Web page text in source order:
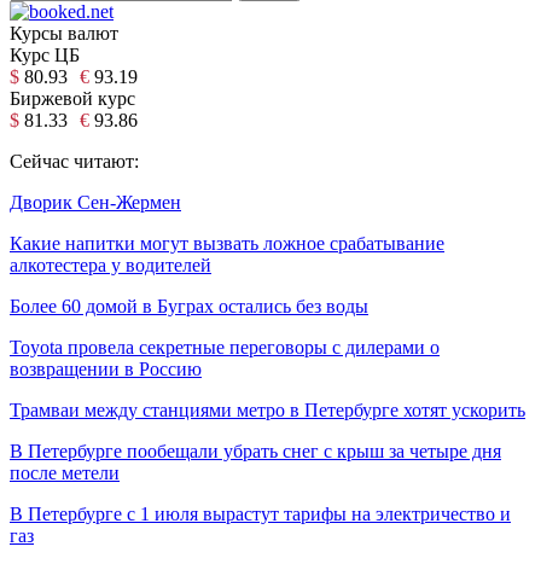
Курсы валют
Курс ЦБ
$ 80.93 € 93.19
Биржевой курс
$ 81.33 € 93.86
Сейчас читают:
Дворик Сен-Жермен
Какие напитки могут вызвать ложное срабатывание
алкотестера у водителей
Более 60 домой в Буграх остались без воды
Toyota провела секретные переговоры с дилерами о
возвращении в Россию
Трамваи между станциями метро в Петербурге хотят ускорить
В Петербурге пообещали убрать снег с крыш за четыре дня
после метели
В Петербурге с 1 июля вырастут тарифы на электричество и
газ